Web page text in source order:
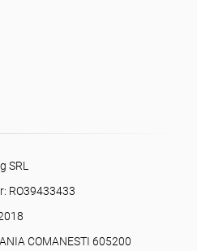
SRL
RO39433433
COMANESTI 605200